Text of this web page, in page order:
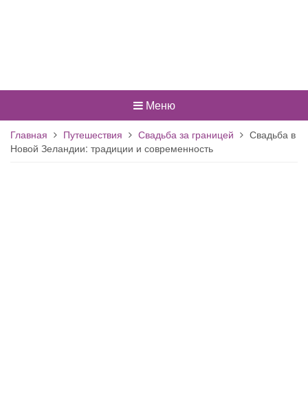
Меню
Главная Путешествия Свадьба за границей
Свадьба в
Новой Зеландии: традиции и современность